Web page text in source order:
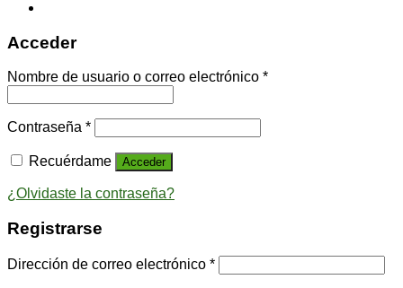
Acceder
Nombre de usuario o correo electrónico *
Contraseña *
Recuérdame Acceder
¿Olvidaste la contraseña?
Registrarse
Dirección de correo electrónico *